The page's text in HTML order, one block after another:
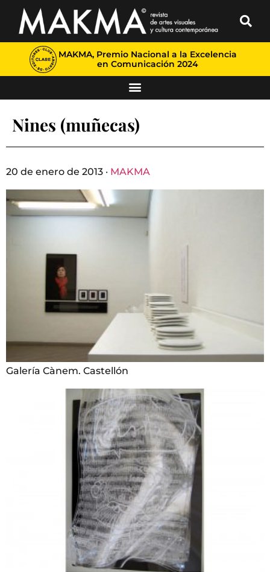
MAKMA, Premio Nacional a la Excelencia
en Comunicación 2024
Nines (muñecas)
20 de enero de 2013 · MAKMA
Galería Cànem. Castellón